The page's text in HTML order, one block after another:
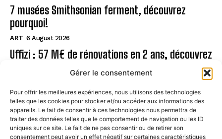
Gérer le consentement
Pour offrir les meilleures expériences, nous utilisons des technologies
telles que les cookies pour stocker et/ou accéder aux informations des
appareils. Le fait de consentir à ces technologies nous permettra de
traiter des données telles que le comportement de navigation ou les ID
uniques sur ce site. Le fait de ne pas consentir ou de retirer son
consentement peut avoir un effet négatif sur certaines caractéristiques
7 musées Smithsonian ferment, découvrez
pourquoi!
ART 6 August 2026
Uffizi : 57 M€ de rénovations en 2 ans, découvrez
Page
CONTACT